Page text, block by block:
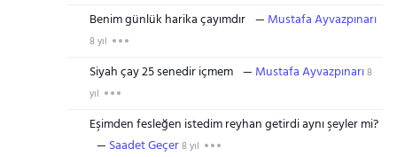
Benim günlük harika çayımdır Mustafa Ayvazpınarı
8 yıl
Siyah çay 25 senedir içmem Mustafa Ayvazpınarı8
yıl
Eşimden fesleğen istedim reyhan getirdi aynı şeyler mi?
Saadet Geçer8 yıl